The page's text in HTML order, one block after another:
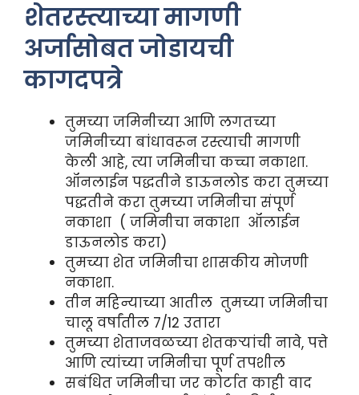
शेतरस्त्याच्या मागणी
अर्जासोबत जोडायची
कागदपत्रे
तुमच्या जमिनीच्या आणि लगतच्या
जमिनीच्या बांधावरून रस्त्याची मागणी
केली आहे, त्या जमिनीचा कच्चा नकाशा.
ऑनलाईन पद्धतीने डाऊनलोड करा तुमच्या
पद्धतीने करा तुमच्या जमिनीचा संपूर्ण
नकाशा ( जमिनीचा नकाशा ऑलाईन
डाऊनलोड करा)
तुमच्या शेत जमिनीचा शासकीय मोजणी
नकाशा.
तीन महिन्याच्या आतील तुमच्या जमिनीचा
चालू वर्षांतील 7/12 उतारा
तुमच्या शेताजवळच्या शेतकऱ्यांची नावे, पत्ते
आणि त्यांच्या जमिनीचा पूर्ण तपशील
सबंधित जमिनीचा जर कोर्टात काही वाद